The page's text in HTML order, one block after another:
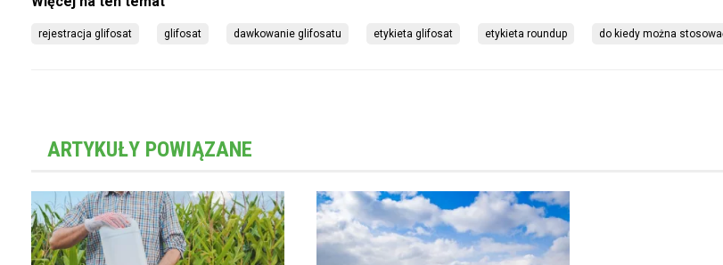
rejestracja glifosat glifosat dawkowanie glifosatu etykieta glifosat etykieta roundup do kiedy można
ARTYKUŁY POWIĄZANE